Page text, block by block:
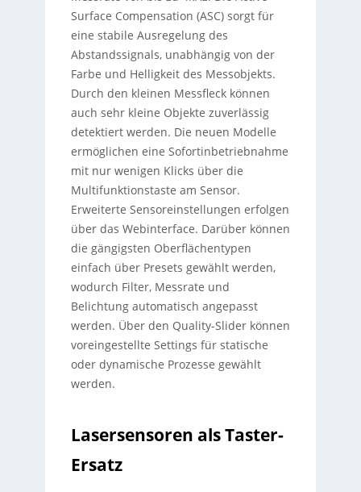
Surface Compensation (ASC) sorgt für
eine stabile Ausregelung des
Abstandssignals, unabhängig von der
Farbe und Helligkeit des Messobjekts.
Durch den kleinen Messfleck können
auch sehr kleine Objekte zuverlässig
detektiert werden. Die neuen Modelle
ermöglichen eine Sofortinbetriebnahme
mit nur wenigen Klicks über die
Multifunktionstaste am Sensor.
Erweiterte Sensoreinstellungen erfolgen
über das Webinterface. Darüber können
die gängigsten Oberflächentypen
einfach über Presets gewählt werden,
wodurch Filter, Messrate und
Belichtung automatisch angepasst
werden. Über den Quality-Slider können
voreingestellte Settings für statische
oder dynamische Prozesse gewählt
werden.
Lasersensoren als Taster-
Ersatz